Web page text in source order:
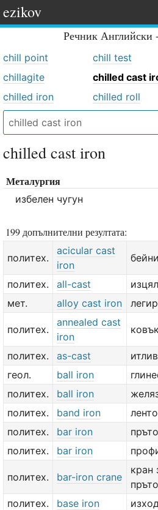
ezikov
Речник Английски
chill point chill test
chillagite
chilled cast
chilled iron
chilled roll
chilled cast iron
Металургия
избелен чугун
199 допълнителни резултата:
политех.
acicular cast
iron
политех. all-cast
мет.
alloy cast iron
политех.
annealed cast
iron
политех. as-cast
геол.
ball iron
политех.
ball iron
политех.
band iron
политех.
bar iron
политех.
bar iron
политех. bar-iron crane
кран
политех.
base iron